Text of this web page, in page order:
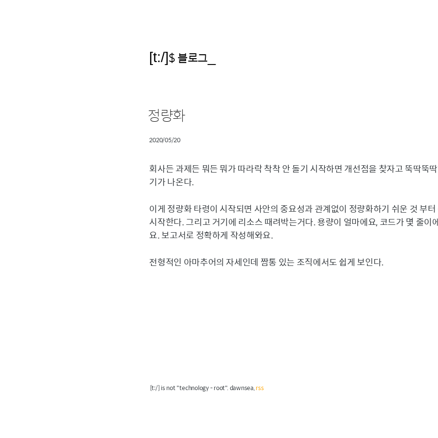
[t:/]$ 블로그
정량화
2020/05/20
회사든 과제든 뭐든 뭐가 따라락 착착 안 돌기 시작하면 개선점을 찾자고 뚝딱뚝
기가 나온다.
이게 정량화 타령이 시작되면 사안의 중요성과 관계없이 정량화하기 쉬운 것 부
시작한다. 그리고 거기에 리소스 때려박는거다. 용량이 얼마에요, 코드가 몇 줄이
요. 보고서로 정확하게 작성해와요.
전형적인 아마추어의 자세인데 짬통 있는 조직에서도 쉽게 보인다.
[t:/] is not "technology - root". dawnsea,rss